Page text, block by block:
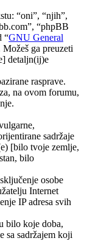
“oni”, “njih”,
“phpBB
“GNU General
ga preuzeti
detaljn(ij)e
rasprave.
na ovom forumu,
sadržaje
[bilo tvoje zemlje,
bilo
osobe
Internet
IP adresa svih
bilo koje doba,
sa sadržajem koji